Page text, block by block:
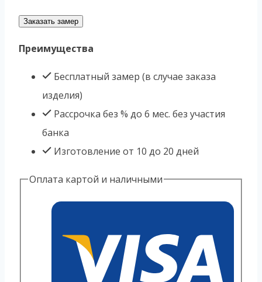
Заказать замер
Преимущества
Бесплатный замер (в случае заказа
изделия)
Рассрочка без % до 6 мес. без участия
банка
Изготовление от 10 до 20 дней
Оплата картой и наличными